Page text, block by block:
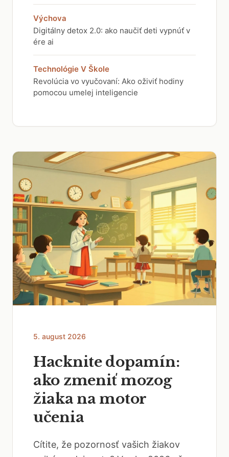
Výchova
Digitálny detox 2.0: ako naučiť deti vypnúť v
ére ai
Technológie V Škole
Revolúcia vo vyučovaní: Ako oživiť hodiny
pomocou umelej inteligencie
5. august 2026
Hacknite dopamín:
ako zmeniť mozog
žiaka na motor
učenia
Cítite, že pozornosť vašich žiakov